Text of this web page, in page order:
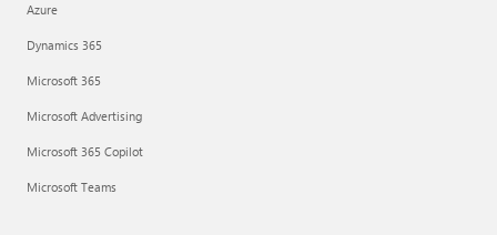
Azure
Dynamics 365
Microsoft 365
Microsoft Advertising
Microsoft 365 Copilot
Microsoft Teams